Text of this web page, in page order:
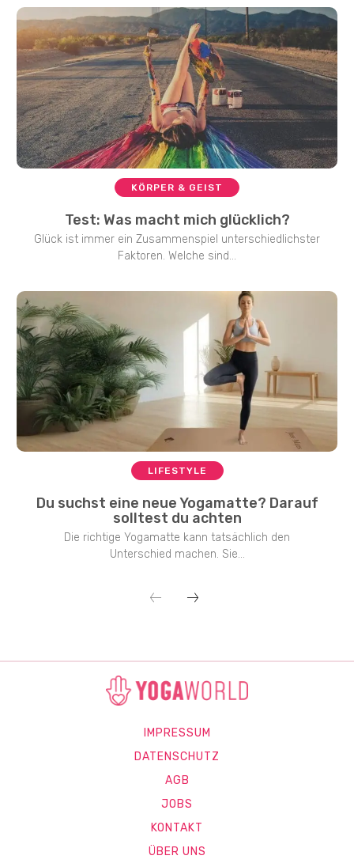
KÖRPER & GEIST
Test: Was macht mich glücklich?
Glück ist immer ein Zusammenspiel unterschiedlichster
Faktoren. Welche sind...
LIFESTYLE
Du suchst eine neue Yogamatte? Darauf
solltest du achten
Die richtige Yogamatte kann tatsächlich den
Unterschied machen. Sie...
IMPRESSUM
DATENSCHUTZ
AGB
JOBS
KONTAKT
ÜBER UNS